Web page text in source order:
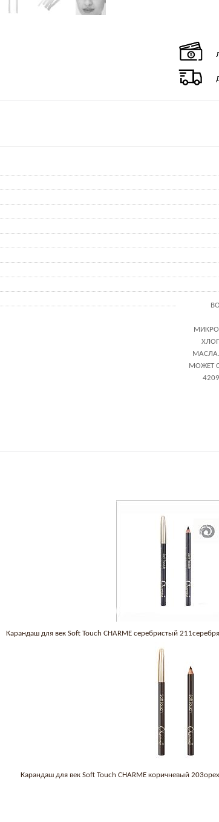
МОЖЕТ
Карандаш для век Soft Touch CHARME серебристый
Карандаш для век Soft Touch CHARME коричневый